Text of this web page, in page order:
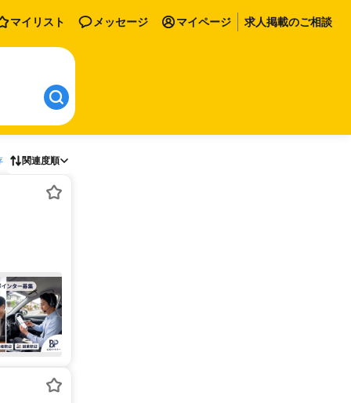
マイリスト メッセージ マイページ 求人掲載のご相談
関連度順